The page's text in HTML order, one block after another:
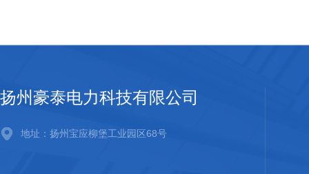
扬州豪泰电力科技有限公司
地址：扬州宝应柳堡工业园区68号